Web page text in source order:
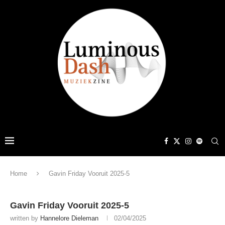
Home Gavin Friday Vooruit 2025-5
Gavin Friday Vooruit 2025-5
written by Hannelore Dieleman 02/04/2025